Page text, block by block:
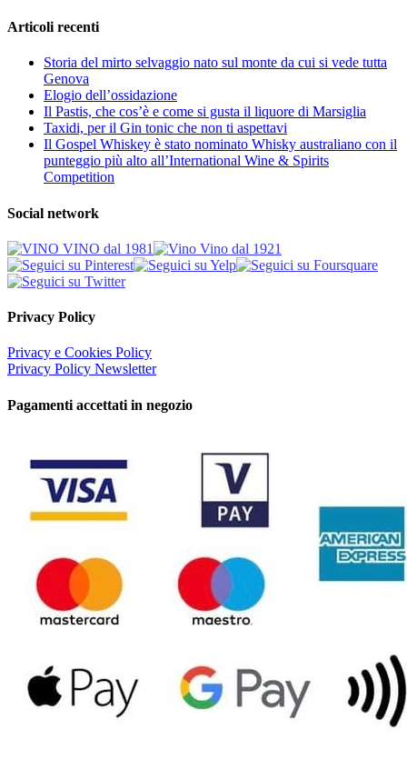
Articoli recenti
Storia del mirto selvaggio nato sul monte da cui si vede tutta
Genova
Elogio dell’ossidazione
Il Pastis, che cos’è e come si gusta il liquore di Marsiglia
Taxidi, per il Gin tonic che non ti aspettavi
Il Gospel Whiskey è stato nominato Whisky australiano con il
punteggio più alto all’International Wine & Spirits
Competition
Social network
Privacy Policy
Privacy e Cookies Policy
Privacy Policy Newsletter
Pagamenti accettati in negozio